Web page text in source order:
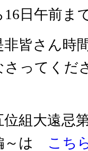
16日午前ま
非皆さん時
さってくだ
位組大遠忌
～は こち